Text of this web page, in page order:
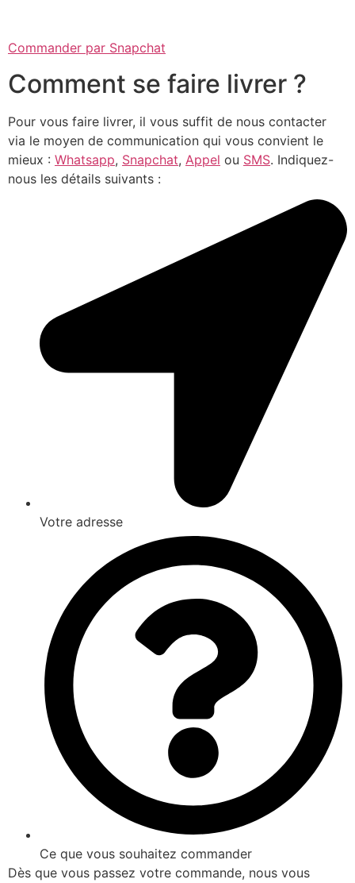
Commander par Snapchat
Comment se faire livrer ?
Pour vous faire livrer, il vous suffit de nous contacter
via le moyen de communication qui vous convient le
mieux : Whatsapp, Snapchat, Appel ou SMS. Indiquez-
nous les détails suivants :
Votre adresse
Ce que vous souhaitez commander
Dès que vous passez votre commande, nous vous